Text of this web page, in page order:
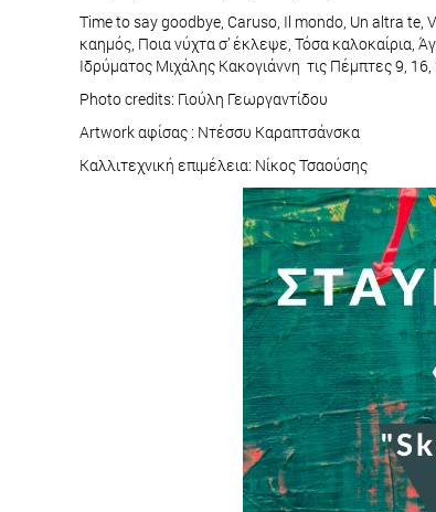
Time to say goodbye, Caruso, Il mondo, Un altra te,
καημός, Ποια νύχτα σ’ έκλεψε, Τόσα καλοκαίρια,
Ιδρύματος Μιχάλης Κακογιάννη τις Πέμπτες 9,
Photo credits: Γιούλη Γεωργαντίδου
Artwork αφίσας : Ντέσσυ Καραπτσάνσκα
Καλλιτεχνική επιμέλεια: Νίκος Τσαούσης